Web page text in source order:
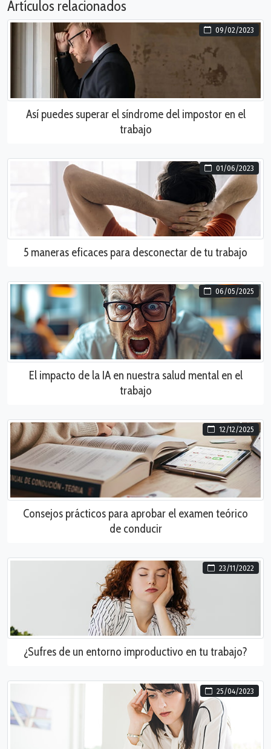
Artículos relacionados
09/02/2023
Así puedes superar el síndrome del impostor en el
trabajo
01/06/2023
5 maneras eficaces para desconectar de tu trabajo
06/05/2025
El impacto de la IA en nuestra salud mental en el
trabajo
12/12/2025
Consejos prácticos para aprobar el examen teórico
de conducir
23/11/2022
¿Sufres de un entorno improductivo en tu trabajo?
25/04/2023